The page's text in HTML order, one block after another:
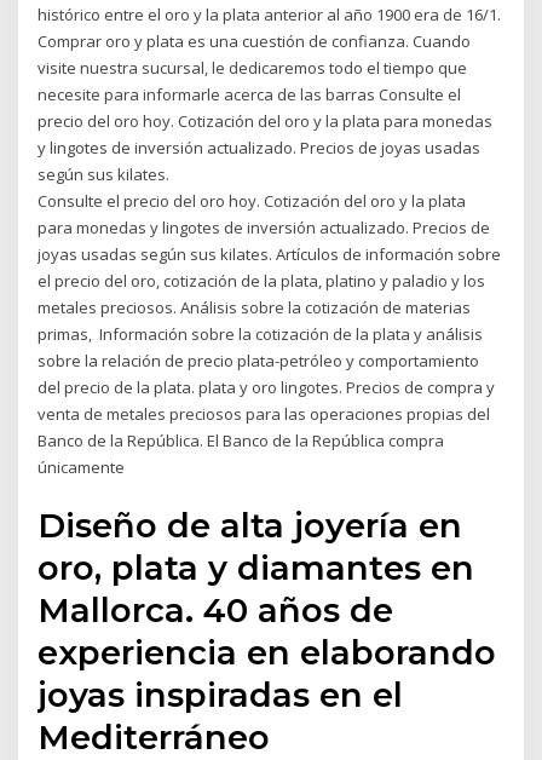
histórico entre el oro y la plata anterior al año 1900 era de 16/1.
Comprar oro y plata es una cuestión de confianza. Cuando
visite nuestra sucursal, le dedicaremos todo el tiempo que
necesite para informarle acerca de las barras Consulte el
precio del oro hoy. Cotización del oro y la plata para monedas
y lingotes de inversión actualizado. Precios de joyas usadas
según sus kilates.
Consulte el precio del oro hoy. Cotización del oro y la plata
para monedas y lingotes de inversión actualizado. Precios de
joyas usadas según sus kilates. Artículos de información sobre
el precio del oro, cotización de la plata, platino y paladio y los
metales preciosos. Análisis sobre la cotización de materias
primas, Información sobre la cotización de la plata y análisis
sobre la relación de precio plata-petróleo y comportamiento
del precio de la plata. plata y oro lingotes. Precios de compra y
venta de metales preciosos para las operaciones propias del
Banco de la República. El Banco de la República compra
únicamente
Diseño de alta joyería en
oro, plata y diamantes en
Mallorca. 40 años de
experiencia en elaborando
joyas inspiradas en el
Mediterráneo